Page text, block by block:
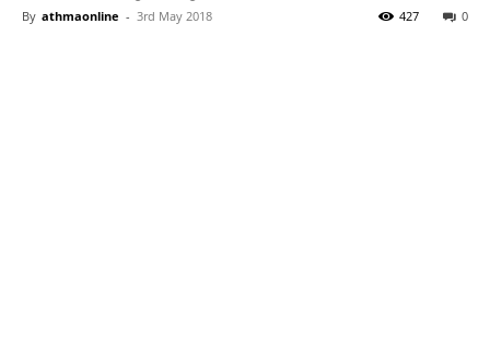
By athmaonline - 3rd May 2018 0
427